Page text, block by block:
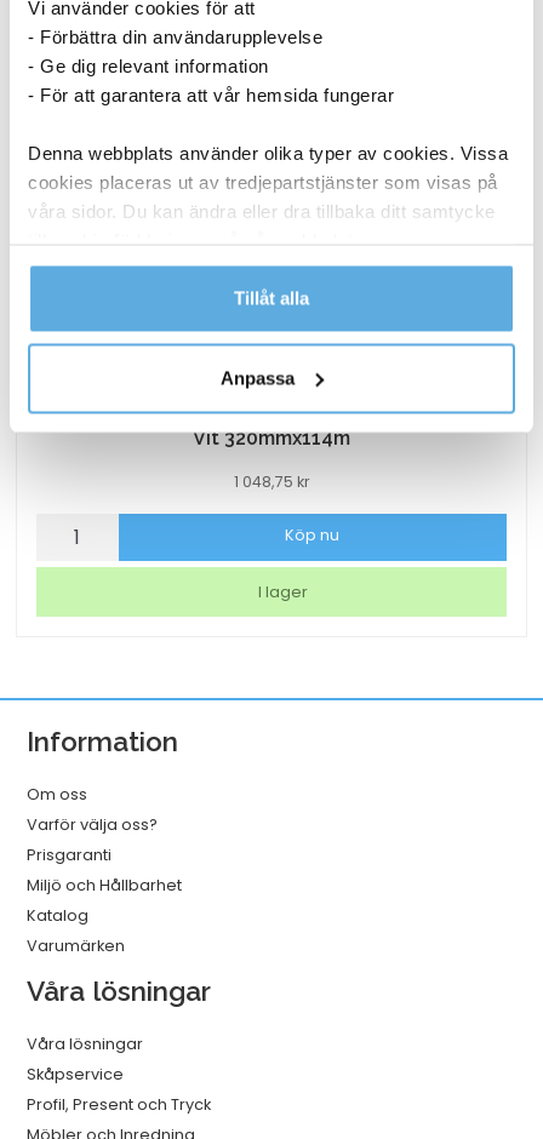
Vi använder cookies för att
- Förbättra din användarupplevelse
- Ge dig relevant information
- För att garantera att vår hemsida fungerar
Denna webbplats använder olika typer av cookies. Vissa
cookies placeras ut av tredjepartstjänster som visas på
våra sidor. Du kan ändra eller dra tillbaka ditt samtycke
Läs mer i vår integritetspolicy om vilka vi är, hur du
kontaktar oss och på vilket sätt vi behandlar
Tillåt alla
Anpassa
Torkrulle Tork W1/2/3 Rengöringsduk Slitstark
Vit 320mmx114m
1 048,75 kr
Torkrulle
Rengöringsduk
320mmx114m
mängd
Köp nu
I lager
Information
Om oss
Varför välja oss?
Prisgaranti
Miljö och Hållbarhet
Katalog
Varumärken
Våra lösningar
Våra lösningar
Skåpservice
Profil, Present och Tryck